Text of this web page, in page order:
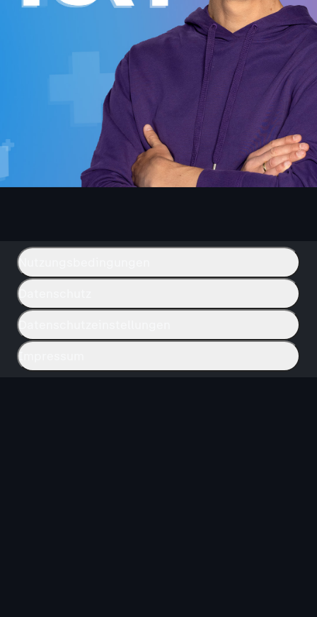
Nutzungsbedingungen
Datenschutz
Datenschutzeinstellungen
Impressum